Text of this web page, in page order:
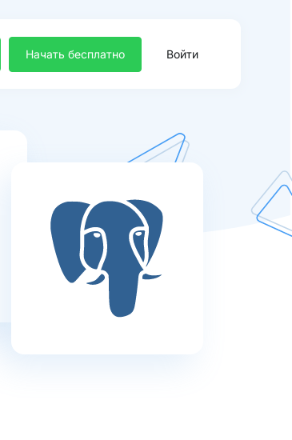
Начать бесплатно Войти